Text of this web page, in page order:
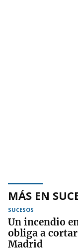
MÁS EN
SUCESOS
Un incendio
obliga a
Madrid